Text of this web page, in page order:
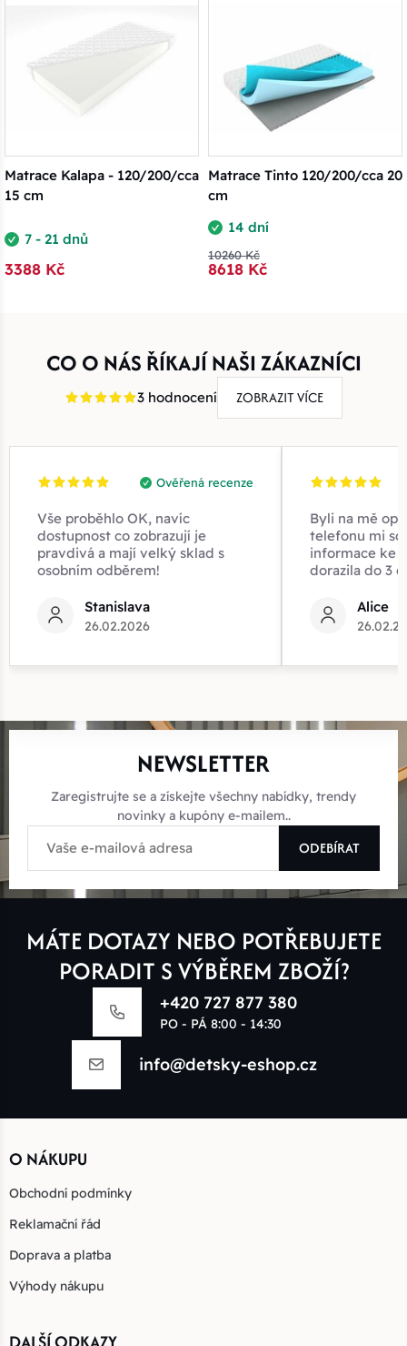
Matrace Kalapa - 120/200/cca
15 cm
7 - 21 dnů
3388 Kč
Matrace Tinto 120/200/cca 20
cm
14 dní
10260 Kč
8618 Kč
CO O NÁS ŘÍKAJÍ NAŠI ZÁKAZNÍCI
3 hodnocení ZOBRAZIT VÍCE
Ověřená recenze
Vše proběhlo OK, navíc
dostupnost co zobrazují je
pravdivá a mají velký sklad s
osobním odběrem!
Stanislava
26.02.2026
Byli na mě
telefonu mi
informace ke
dorazila do 3
Alice
NEWSLETTER
Zaregistrujte se a získejte všechny nabídky, trendy
novinky a kupóny e-mailem..
ODEBÍRAT
MÁTE DOTAZY NEBO POTŘEBUJETE
PORADIT S VÝBĚREM ZBOŽÍ?
+420 727 877 380
PO - PÁ 8:00 - 14:30
info@detsky-eshop.cz
O NÁKUPU
Obchodní podmínky
Reklamační řád
Doprava a platba
Výhody nákupu